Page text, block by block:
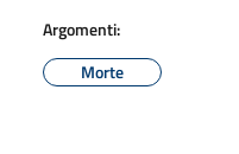
Argomenti:
Morte